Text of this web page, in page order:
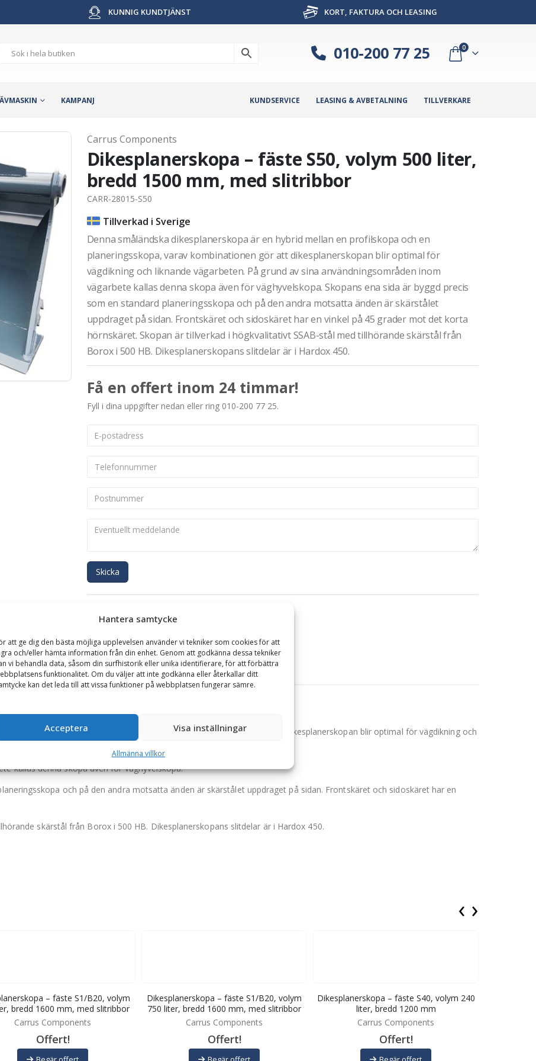
Hantera samtycke
att ge dig den bästa möjliga upplevelsen använder vi tekniker som cookies för att
och/eller hämta information från din enhet. Genom att godkänna dessa tekniker
vi behandla data, såsom din surfhistorik eller unika identifierare, för att förbättra
funktionalitet. Om du väljer att inte godkänna eller återkallar ditt
kan det leda till att vissa funktioner på webbplatsen fungerar sämre.
Acceptera Visa inställningar
Allmänna villkor
KUNNIG KUNDTJÄNST KORT, FAKTURA OCH LEASING
010-200 77 25 0
KAMPANJ KUNDSERVICE LEASING & AVBETALNING TILLVERKARE
Carrus Components
Dikesplanerskopa – fäste S50, volym 500 liter,
bredd 1500 mm, med slitribbor
CARR-28015-S50
Tillverkad i Sverige
Denna småländska dikesplanerskopa är en hybrid mellan en profilskopa och en
planeringsskopa, varav kombinationen gör att dikesplanerskopan blir optimal för
vägdikning och liknande vägarbeten. På grund av sina användningsområden inom
vägarbete kallas denna skopa även för väghyvelskopa. Skopans ena sida är byggd precis
som en standard planeringsskopa och på den andra motsatta änden är skärstålet
uppdraget på sidan. Frontskäret och sidoskäret har en vinkel på 45 grader mot det korta
hörnskäret. Skopan är tillverkad i högkvalitativt SSAB-stål med tillhörande skärstål från
Borox i 500 HB. Dikesplanerskopans slitdelar är i Hardox 450.
Få en offert inom 24 timmar!
Fyll i dina uppgifter nedan eller ring 010-200 77 25.
Skicka
Dikesplanerskopor
GARANTI
1500 mm, med slitribbor
en profilskopa och en planeringsskopa, varav kombinationen gör att dikesplanerskopan blir optimal för vägdikning och
kallas denna skopa även för väghyvelskopa.
och på den andra motsatta änden är skärstålet uppdraget på sidan. Frontskäret och sidoskäret har en
skärstål från Borox i 500 HB. Dikesplanerskopans slitdelar är i Hardox 450.
– fäste S1/B20, volym
bredd 1600 mm, med slitribbor
Carrus Components
Offert!
Dikesplanerskopa – fäste S1/B20, volym
750 liter, bredd 1600 mm, med slitribbor
Carrus Components
Offert!
Dikesplanerskopa – fäste S40, volym 240
liter, bredd 1200 mm
Carrus Components
Offert!
‹ ›